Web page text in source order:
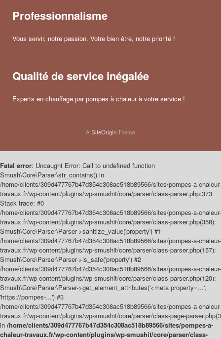
Professionnalisme
Vous servir, notre passion. Votre bien être, notre priorité !
Qualité de service inégalée
Experts en chauffage par pompes à chaleur à votre service !
ASiteOriginTheme
Fatal error: Uncaught Error: Call to undefined function
Smush\Core\Parser\str_contains() in
/home/clients/309d477767b47d354c308ac518b89566/sites/pompes-a-chaleur-
travaux.fr/wp-content/plugins/wp-smushit/core/parser/class-parser.php:373
Stack trace: #0
/home/clients/309d477767b47d354c308ac518b89566/sites/pompes-a-chaleur-
travaux.fr/wp-content/plugins/wp-smushit/core/parser/class-parser.php(358):
Smush\Core\Parser\Parser->sanitize_value('property') #1
/home/clients/309d477767b47d354c308ac518b89566/sites/pompes-a-chaleur-
travaux.fr/wp-content/plugins/wp-smushit/core/parser/class-parser.php(157):
Smush\Core\Parser\Parser->is_safe('property') #2
/home/clients/309d477767b47d354c308ac518b89566/sites/pompes-a-chaleur-
travaux.fr/wp-content/plugins/wp-smushit/core/parser/class-parser.php(120):
Smush\Core\Parser\Parser->get_element_attributes('<meta property=...',
'https://pompes-...') #3
/home/clients/309d477767b47d354c308ac518b89566/sites/pompes-a-chaleur-
travaux.fr/wp-content/plugins/wp-smushit/core/parser/class-page-parser.php(3
in /home/clients/309d477767b47d354c308ac518b89566/sites/pompes-a-
chaleur-travaux.fr/wp-content/plugins/wp-smushit/core/parser/class-